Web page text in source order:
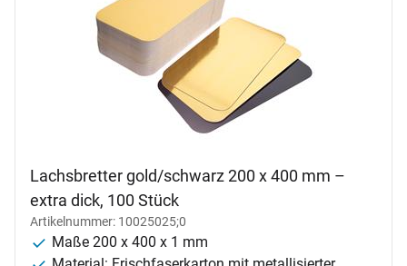
Lachsbretter gold/schwarz 200 x 400 mm –
extra dick, 100 Stück
Artikelnummer: 10025025;0
Maße 200 x 400 x 1 mm